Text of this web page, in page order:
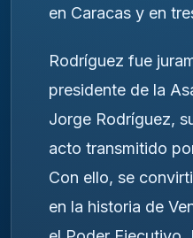
en Caracas y en
Rodríguez fue
presidente de la
Jorge Rodríguez,
acto transmitido
Con ello, se
en la historia de